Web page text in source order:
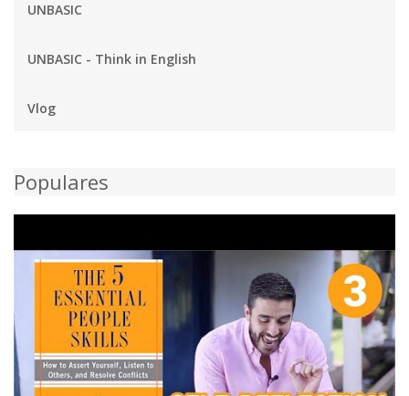
UNBASIC
UNBASIC - Think in English
Vlog
Populares